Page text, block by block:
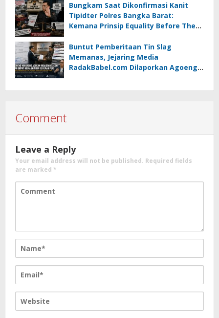
Bungkam Saat Dikonfirmasi Kanit
Tipidter Polres Bangka Barat:
Kemana Prinsip Equality Before The
Buntut Pemberitaan Tin Slag
Memanas, Jejaring Media
RadakBabel.com Dilaporkan Agoeng
Comment
Leave a Reply
Your email address will not be published. Required fields
are marked *